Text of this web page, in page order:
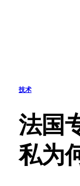
技术
法国
私为